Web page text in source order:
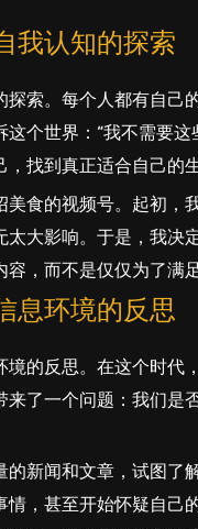
我认知的探索
索。每个人都有自己
个世界：“我不需要
找到真正适合自己的
食的视频号。起初，
大影响。于是，我决
，而不是仅仅为了满
息环境的反思
的反思。在这个时代
了一个问题：我们是
新闻和文章，试图了
，甚至开始怀疑自己